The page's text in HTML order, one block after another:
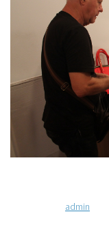
admin